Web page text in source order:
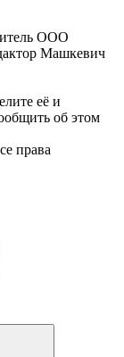
ООО
Машкевич
её и
об этом
права